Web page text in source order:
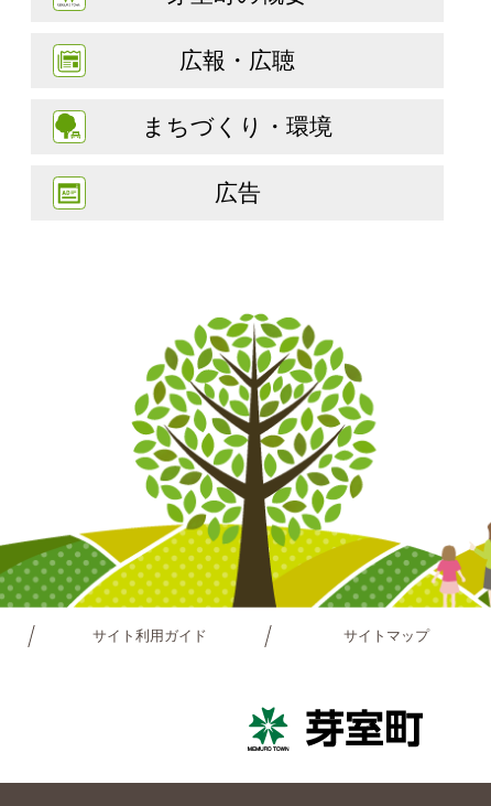
広報・広聴
まちづくり・環境
広告
サイト利用ガイド サイトマップ